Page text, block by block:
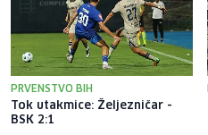
PRVENSTVO BIH
Tok utakmice: Željezničar -
BSK 2:1